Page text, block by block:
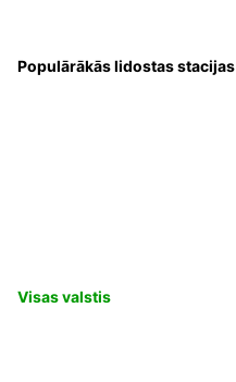
Populārākās lidostas stacijas
Visas valstis